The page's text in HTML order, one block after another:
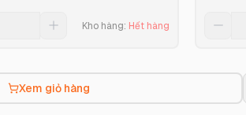
Kho hàng: Hết hàng
Xem giỏ hàng